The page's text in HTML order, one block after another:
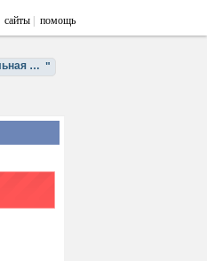
сайты помощь
AstroPro - профессиональная астрология. Обучение и консультации. "